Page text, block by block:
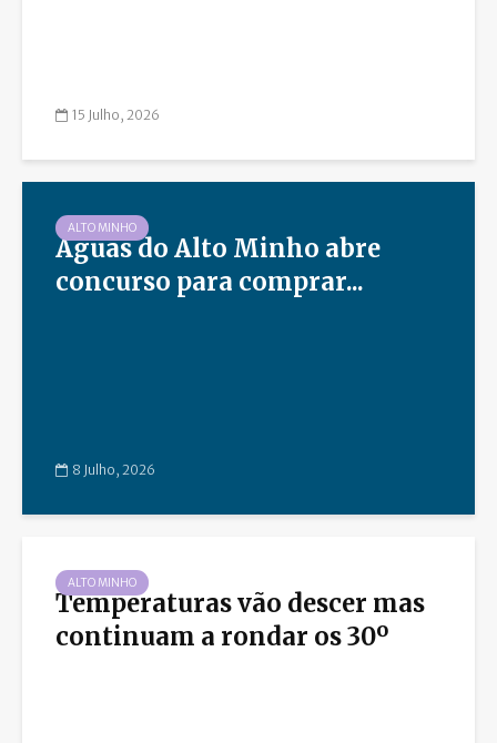
15 Julho, 2026
ALTO MINHO
Águas do Alto Minho abre
concurso para comprar...
8 Julho, 2026
ALTO MINHO
Temperaturas vão descer mas
continuam a rondar os 30º